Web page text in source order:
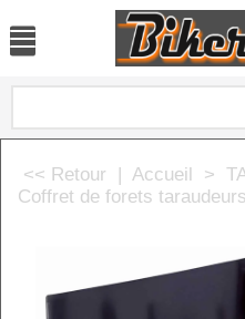
<< Retour | Accueil >
Coffret de forets